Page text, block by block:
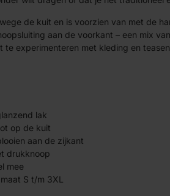
de kuit en is voorzien van met de
aan de voorkant – een mix
te experimenteren met kleding en
lak
op de kuit
aan de zijkant
drukknoop
mee
S t/m 3XL